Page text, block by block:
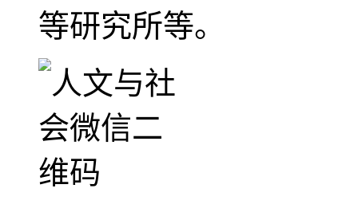
等研究所等。